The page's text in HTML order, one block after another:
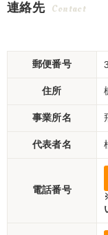
連絡先 Contact
郵便番号
住所
事業所名
代表者名
電話番号